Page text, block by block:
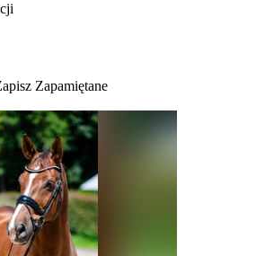
Zapamiętane